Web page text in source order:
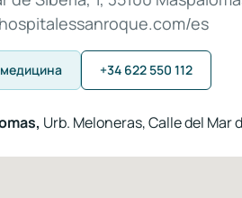
es
+34 622 550 112
Urb. Meloneras, Calle del Mar